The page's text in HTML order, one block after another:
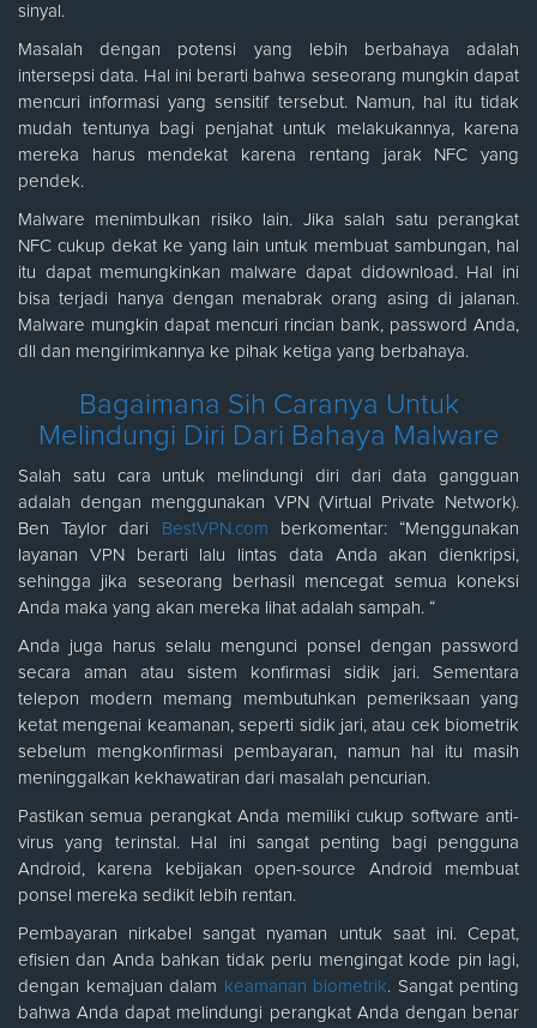
sinyal.
Masalah dengan potensi yang lebih berbahaya adalah
intersepsi data. Hal ini berarti bahwa seseorang mungkin dapat
mencuri informasi yang sensitif tersebut. Namun, hal itu tidak
mudah tentunya bagi penjahat untuk melakukannya, karena
mereka harus mendekat karena rentang jarak NFC yang
pendek.
Malware menimbulkan risiko lain. Jika salah satu perangkat
NFC cukup dekat ke yang lain untuk membuat sambungan, hal
itu dapat memungkinkan malware dapat didownload. Hal ini
bisa terjadi hanya dengan menabrak orang asing di jalanan.
Malware mungkin dapat mencuri rincian bank, password Anda,
dll dan mengirimkannya ke pihak ketiga yang berbahaya.
Bagaimana Sih Caranya Untuk
Melindungi Diri Dari Bahaya Malware
Salah satu cara untuk melindungi diri dari data gangguan
adalah dengan menggunakan VPN (Virtual Private Network).
Ben Taylor dari
BestVPN.com berkomentar: “Menggunakan
layanan VPN berarti lalu lintas data Anda akan dienkripsi,
sehingga jika seseorang berhasil mencegat semua koneksi
Anda maka yang akan mereka lihat adalah sampah. “
Anda juga harus selalu mengunci ponsel dengan password
secara aman atau sistem konfirmasi sidik jari. Sementara
telepon modern memang membutuhkan pemeriksaan yang
ketat mengenai keamanan, seperti sidik jari, atau cek biometrik
sebelum mengkonfirmasi pembayaran, namun hal itu masih
meninggalkan kekhawatiran dari masalah pencurian.
Pastikan semua perangkat Anda memiliki cukup software anti-
virus yang terinstal. Hal ini sangat penting bagi pengguna
Android, karena kebijakan open-source Android membuat
ponsel mereka sedikit lebih rentan.
Pembayaran nirkabel sangat nyaman untuk saat ini. Cepat,
efisien dan Anda bahkan tidak perlu mengingat kode pin lagi,
dengan kemajuan dalam keamanan biometrik. Sangat penting
bahwa Anda dapat melindungi perangkat Anda dengan benar